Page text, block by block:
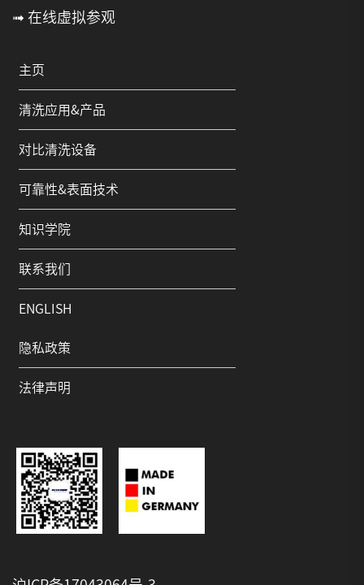
➟ 在线虚拟参观
主页
清洗应用&产品
对比清洗设备
可靠性&表面技术
知识学院
联系我们
ENGLISH
隐私政策
法律声明